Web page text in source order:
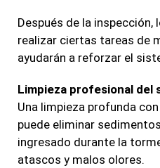
Después de la inspección,
realizar ciertas tareas de
ayudarán a reforzar el
Limpieza profesional del
Una limpieza profunda
puede eliminar
ingresado durante la
atascos y malos olores.